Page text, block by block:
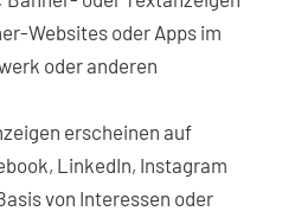
Websites oder Apps im
oder anderen
erscheinen auf
LinkedIn, Instagram
von Interessen oder